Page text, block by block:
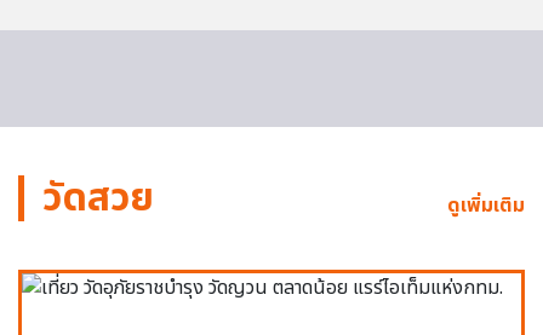
วัดสวย ดูเพิ่มเติม